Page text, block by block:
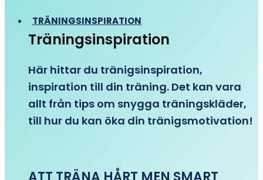
TRÄNINGSINSPIRATION
Träningsinspiration
Här hittar du tränigsinspiration,
inspiration till din träning. Det kan vara
allt från tips om snygga träningskläder,
till hur du kan öka din tränigsmotivation!